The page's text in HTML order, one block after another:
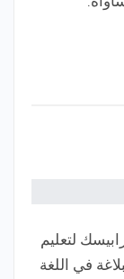
لتعليم
في اللغة